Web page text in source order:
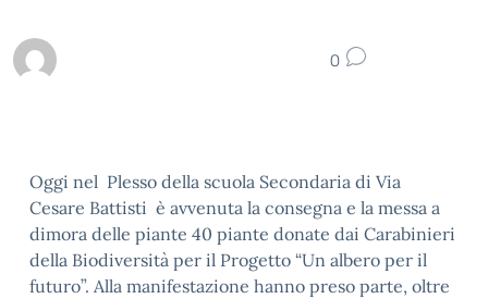
0
Oggi nel Plesso della scuola Secondaria di Via
Cesare Battisti è avvenuta la consegna e la messa a
dimora delle piante 40 piante donate dai Carabinieri
della Biodiversità per il Progetto “Un albero per il
futuro”. Alla manifestazione hanno preso parte, oltre